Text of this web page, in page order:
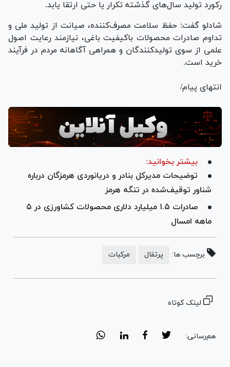
رکورد تولید سال‌های گذشته تکرار یا حتی ارتقا یابد.
شادلو گفت: حفظ سلامت مصرف‌کننده، صیانت از تولید ملی و
تداوم صادرات محصولات باکیفیت باغی، نیازمند رعایت اصول
علمی از سوی تولیدکنندگان و همراهی آگاهانه مردم در فرآیند
خرید است.
انتهای پیام/
بیشتر بخوانید:
توضیحات مدیرکل بنادر و دریانوردی هرمزگان درباره
شناور توقیف‌شده در تنگه هرمز
صادرات ۱.۵ میلیارد دلاری محصولات کشاورزی در ۵
ماهه امسال
برچسب ها: پرتقال مرکبات
لینک کوتاه
هم‌رسانی: